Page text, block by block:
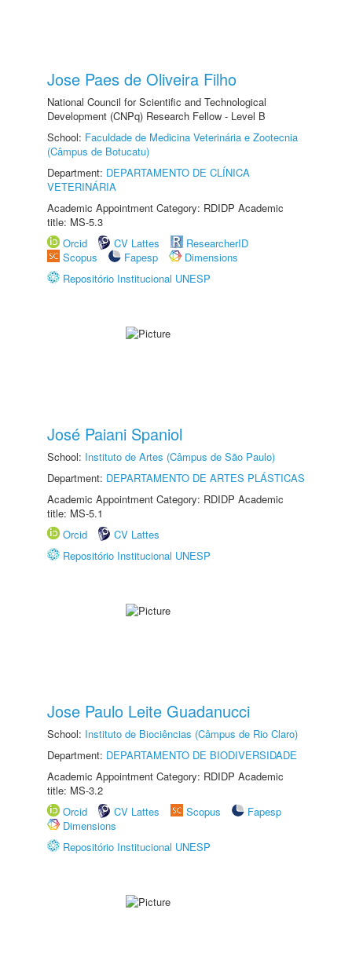
Jose Paes de Oliveira Filho
National Council for Scientific and Technological
Development (CNPq) Research Fellow - Level B
School: Faculdade de Medicina Veterinária e Zootecnia
(Câmpus de Botucatu)
Department: DEPARTAMENTO DE CLÍNICA
VETERINÁRIA
Academic Appointment Category: RDIDP Academic
title: MS-5.3
Orcid
CV Lattes
ResearcherID
Scopus
Fapesp
Dimensions
Repositório Institucional UNESP
José Paiani Spaniol
School: Instituto de Artes (Câmpus de São Paulo)
Department: DEPARTAMENTO DE ARTES PLÁSTICAS
Academic Appointment Category: RDIDP Academic
title: MS-5.1
Orcid
CV Lattes
Repositório Institucional UNESP
Jose Paulo Leite Guadanucci
School: Instituto de Biociências (Câmpus de Rio Claro)
Department: DEPARTAMENTO DE BIODIVERSIDADE
Academic Appointment Category: RDIDP Academic
title: MS-3.2
Orcid
CV Lattes Scopus
Fapesp
Dimensions
Repositório Institucional UNESP